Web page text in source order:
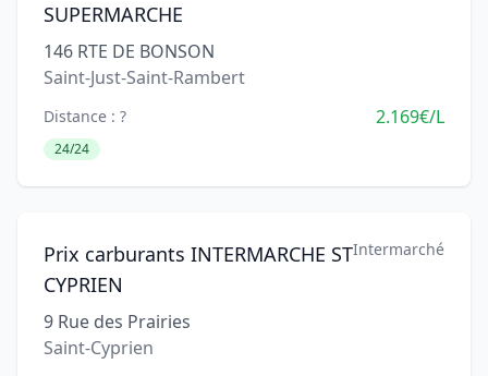
SUPERMARCHE
146 RTE DE BONSON
Saint-Just-Saint-Rambert
Distance : ? 2.169€/L
24/24
Prix carburants INTERMARCHE ST
CYPRIEN
Intermarché
9 Rue des Prairies
Saint-Cyprien